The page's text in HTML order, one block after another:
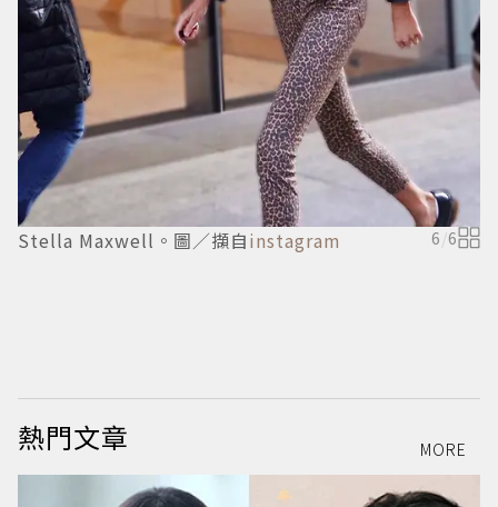
Stella Maxwell。圖／擷自instagram 6/6
熱門文章 MORE